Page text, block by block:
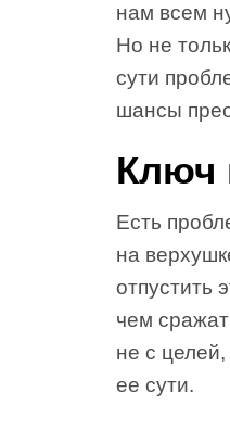
нам всем
Но не
сути
шансы
Ключ
Есть
на
отпустить
чем
не с
ее сути.